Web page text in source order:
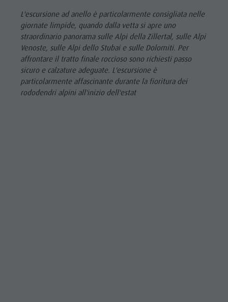
L'escursione ad anello è particolarmente consigliata nelle
giornate limpide, quando dalla vetta si apre uno
straordinario panorama sulle Alpi della Zillertal, sulle Alpi
Venoste, sulle Alpi dello Stubai e sulle Dolomiti. Per
affrontare il tratto finale roccioso sono richiesti passo
sicuro e calzature adeguate. L'escursione è
particolarmente affascinante durante la fioritura dei
rododendri alpini all'inizio dell'estat